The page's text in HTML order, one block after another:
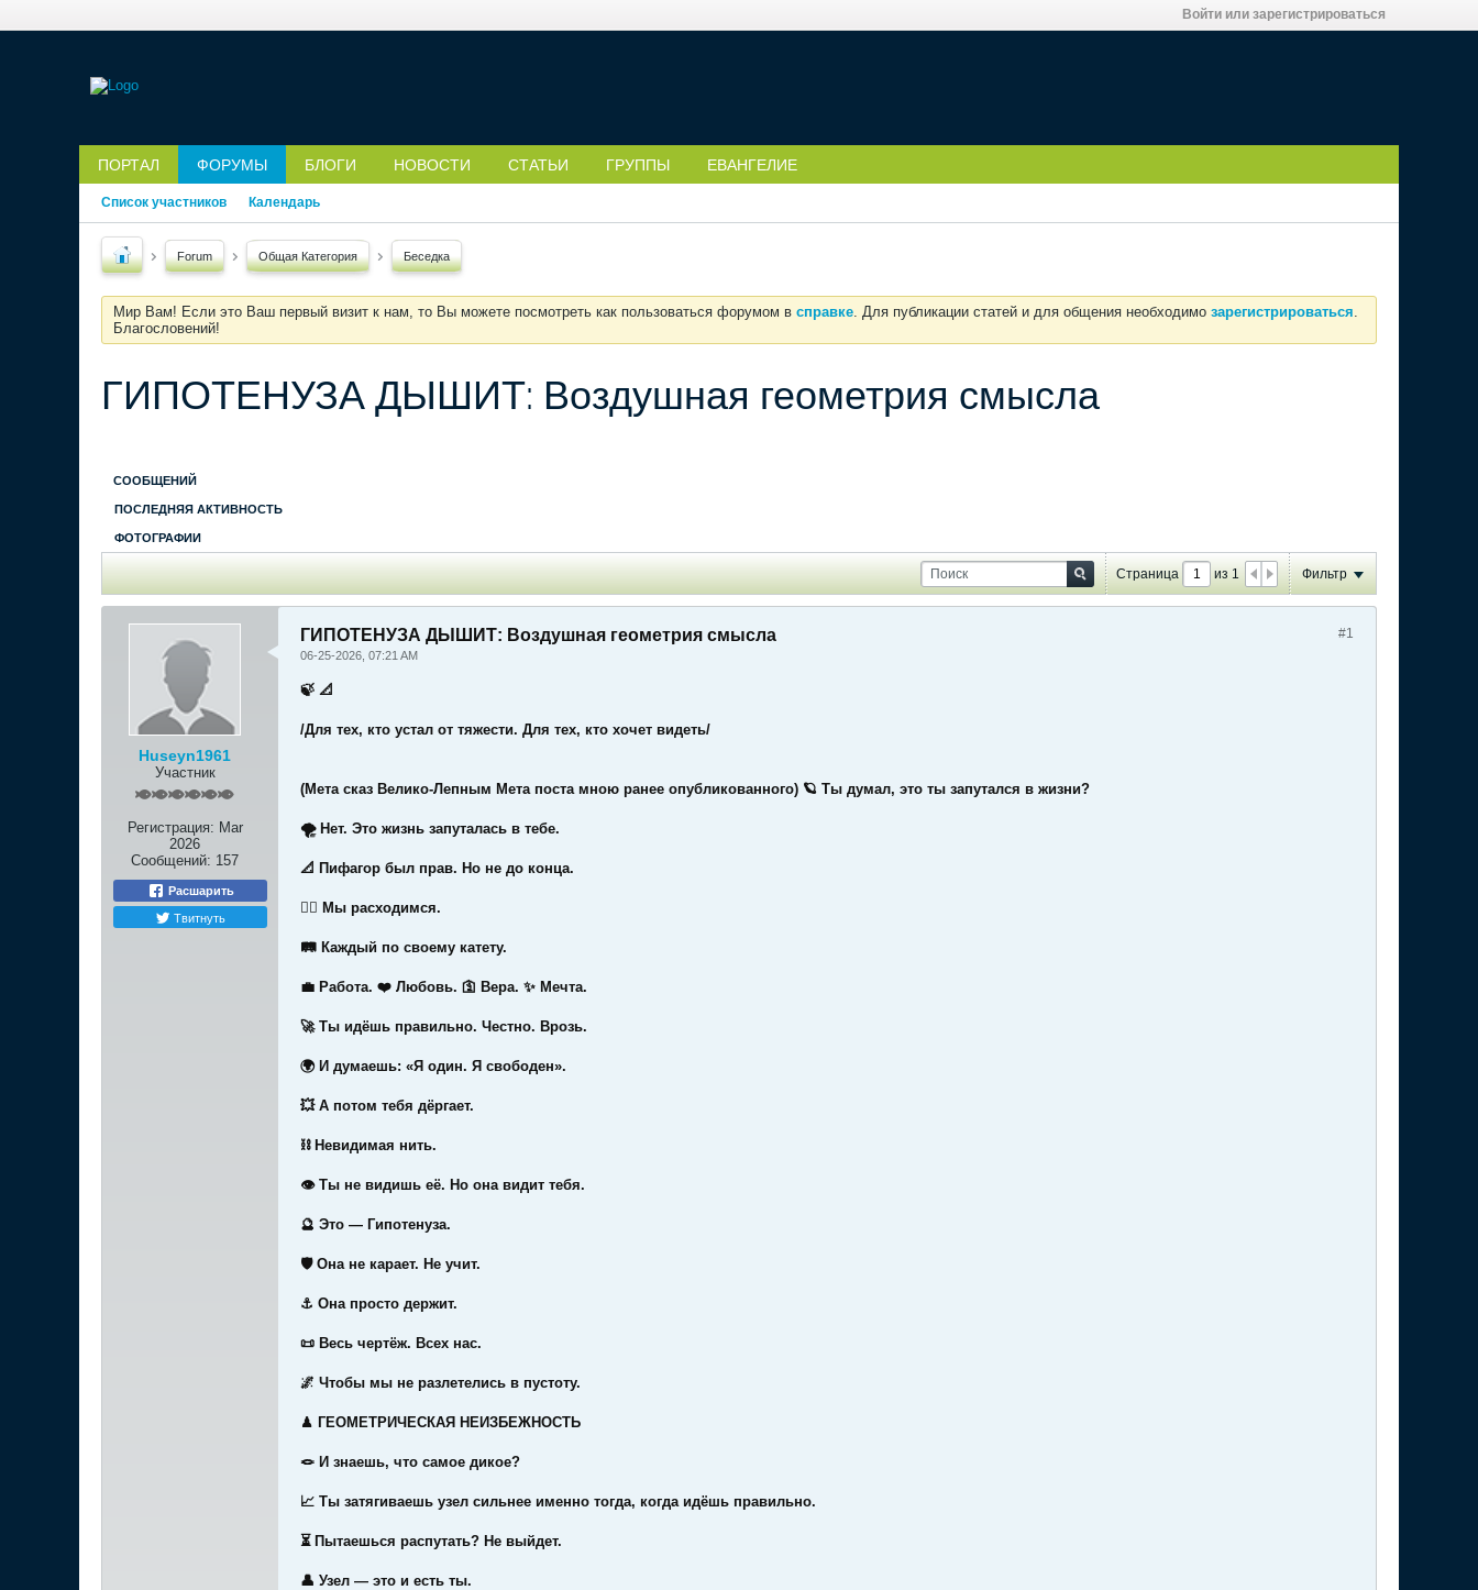
Войти или зарегистрироваться
ПОРТАЛ ФОРУМЫ БЛОГИ НОВОСТИ СТАТЬИ ГРУППЫ ЕВАНГЕЛИЕ
Список участников Календарь
Forum Общая Категория Беседка
Мир Вам! Если это Ваш первый визит к нам, то Вы можете посмотреть как пользоваться форумом в справке. Для публикации статей и для общения необходимо зарегистрироваться.
Благословений!
ГИПОТЕНУЗА ДЫШИТ: Воздушная геометрия смысла
СООБЩЕНИЙ
ПОСЛЕДНЯЯ АКТИВНОСТЬ
ФОТОГРАФИИ
Страница из 1 Фильтр
Huseyn1961
Участник
Регистрация: Mar
2026
Сообщений: 157
Расшарить
Твитнуть
#1
ГИПОТЕНУЗА ДЫШИТ: Воздушная геометрия смысла
06-25-2026, 07:21 AM
🍃 📐
/Для тех, кто устал от тяжести. Для тех, кто хочет видеть/
(Мета сказ Велико-Лепным Мета поста мною ранее опубликованного) 🪐 Ты думал, это ты запутался в жизни?
🌪 Нет. Это жизнь запуталась в тебе.
📐 Пифагор был прав. Но не до конца.
🚶‍♂️ Мы расходимся.
🛤 Каждый по своему катету.
💼 Работа. ❤️ Любовь. 🛐 Вера. ✨ Мечта.
🚀 Ты идёшь правильно. Честно. Врозь.
🌍 И думаешь: «Я один. Я свободен».
💥 А потом тебя дёргает.
⛓ Невидимая нить.
👁 Ты не видишь её. Но она видит тебя.
🔮 Это — Гипотенуза.
🛡 Она не карает. Не учит.
⚓ Она просто держит.
📜 Весь чертёж. Всех нас.
🌌 Чтобы мы не разлетелись в пустоту.
♟ ГЕОМЕТРИЧЕСКАЯ НЕИЗБЕЖНОСТЬ
🪢 И знаешь, что самое дикое?
📈 Ты затягиваешь узел сильнее именно тогда, когда идёшь правильно.
⏳ Пытаешься распутать? Не выйдет.
👤 Узел — это и есть ты.